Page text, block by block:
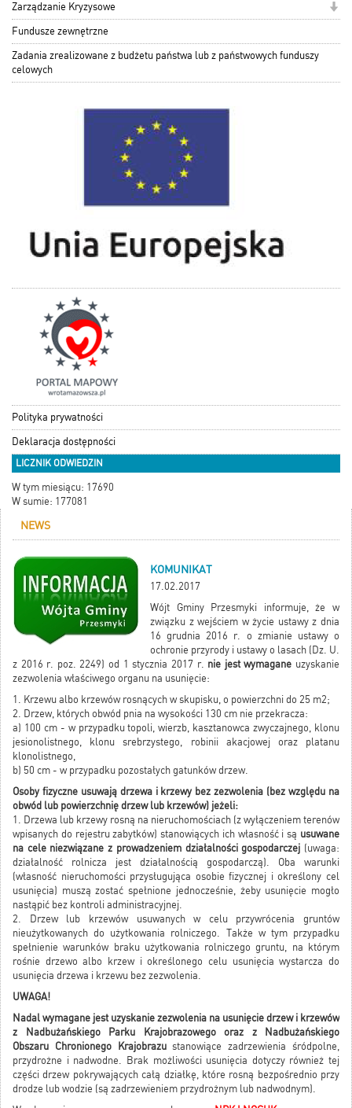
Zarządzanie Kryzysowe
Fundusze zewnętrzne
Zadania zrealizowane z budżetu państwa lub z państwowych funduszy
celowych
Polityka prywatności
Deklaracja dostępności
LICZNIK ODWIEDZIN
W tym miesiącu: 17690
W sumie: 177081
NEWS
KOMUNIKAT
17.02.2017
Wójt Gminy Przesmyki informuje, że w
związku z wejściem w życie ustawy z dnia
16 grudnia 2016 r. o zmianie ustawy o
ochronie przyrody i ustawy o lasach (Dz. U.
z 2016 r. poz. 2249) od 1 stycznia 2017 r. nie jest wymagane uzyskanie
zezwolenia właściwego organu na usunięcie:
1. Krzewu albo krzewów rosnących w skupisku, o powierzchni do 25 m2;
2. Drzew, których obwód pnia na wysokości 130 cm nie przekracza:
a) 100 cm - w przypadku topoli, wierzb, kasztanowca zwyczajnego, klonu
jesionolistnego, klonu srebrzystego, robinii akacjowej oraz platanu
klonolistnego,
b) 50 cm - w przypadku pozostałych gatunków drzew.
Osoby fizyczne usuwają drzewa i krzewy bez zezwolenia (bez względu na
obwód lub powierzchnię drzew lub krzewów) jeżeli:
1. Drzewa lub krzewy rosną na nieruchomościach (z wyłączeniem terenów
wpisanych do rejestru zabytków) stanowiących ich własność i są usuwane
na cele niezwiązane z prowadzeniem działalności gospodarczej (uwaga:
działalność rolnicza jest działalnością gospodarczą). Oba warunki
(własność nieruchomości przysługująca osobie fizycznej i określony cel
usunięcia) muszą zostać spełnione jednocześnie, żeby usunięcie mogło
nastąpić bez kontroli administracyjnej.
2. Drzew lub krzewów usuwanych w celu przywrócenia gruntów
nieużytkowanych do użytkowania rolniczego. Także w tym przypadku
spełnienie warunków braku użytkowania rolniczego gruntu, na którym
rośnie drzewo albo krzew i określonego celu usunięcia wystarcza do
usunięcia drzewa i krzewu bez zezwolenia.
UWAGA!
Nadal wymagane jest uzyskanie zezwolenia na usunięcie drzew i krzewów
z Nadbużańskiego Parku Krajobrazowego oraz z Nadbużańskiego
Obszaru Chronionego Krajobrazustanowiące zadrzewienia śródpolne,
przydrożne i nadwodne. Brak możliwości usunięcia dotyczy również tej
części drzew pokrywających całą działkę, które rosną bezpośrednio przy
drodze lub wodzie (są zadrzewieniem przydrożnym lub nadwodnym).